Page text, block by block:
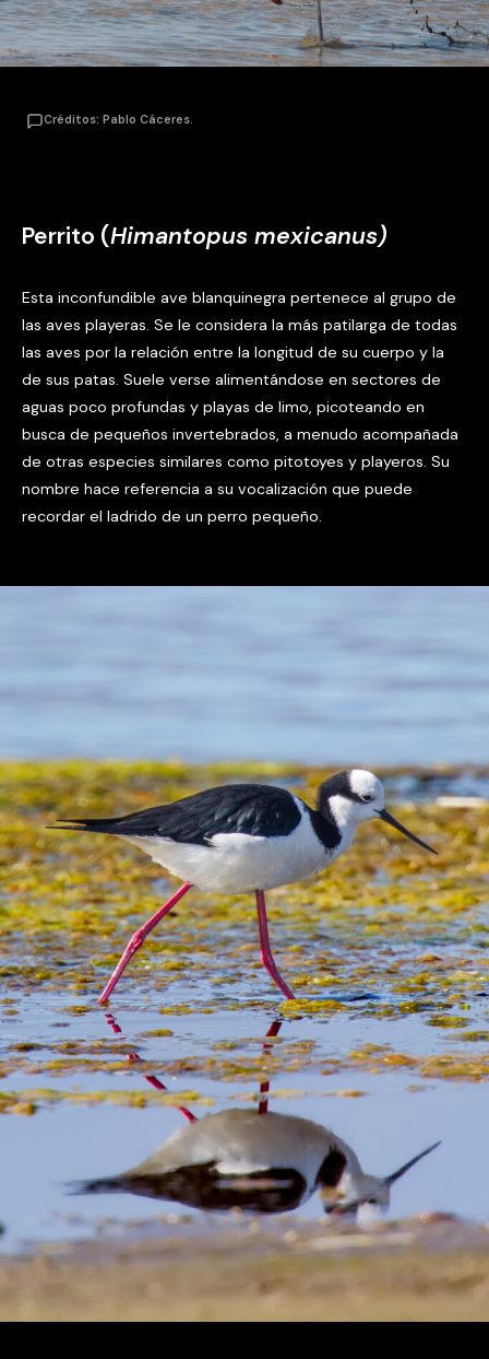
Créditos: Pablo Cáceres.
Perrito (Himantopus mexicanus)
Esta inconfundible ave blanquinegra pertenece al grupo de
las aves playeras. Se le considera la más patilarga de todas
las aves por la relación entre la longitud de su cuerpo y la
de sus patas. Suele verse alimentándose en sectores de
aguas poco profundas y playas de limo, picoteando en
busca de pequeños invertebrados, a menudo acompañada
de otras especies similares como pitotoyes y playeros. Su
nombre hace referencia a su vocalización que puede
recordar el ladrido de un perro pequeño.